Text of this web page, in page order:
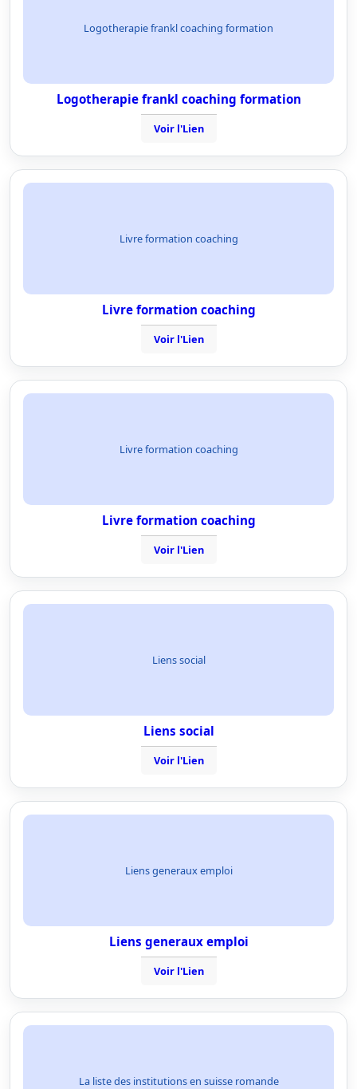
Logotherapie frankl coaching formation
Logotherapie frankl coaching formation
Voir l'Lien
Livre formation coaching
Livre formation coaching
Voir l'Lien
Livre formation coaching
Livre formation coaching
Voir l'Lien
Liens social
Liens social
Voir l'Lien
Liens generaux emploi
Liens generaux emploi
Voir l'Lien
La liste des institutions en suisse romande